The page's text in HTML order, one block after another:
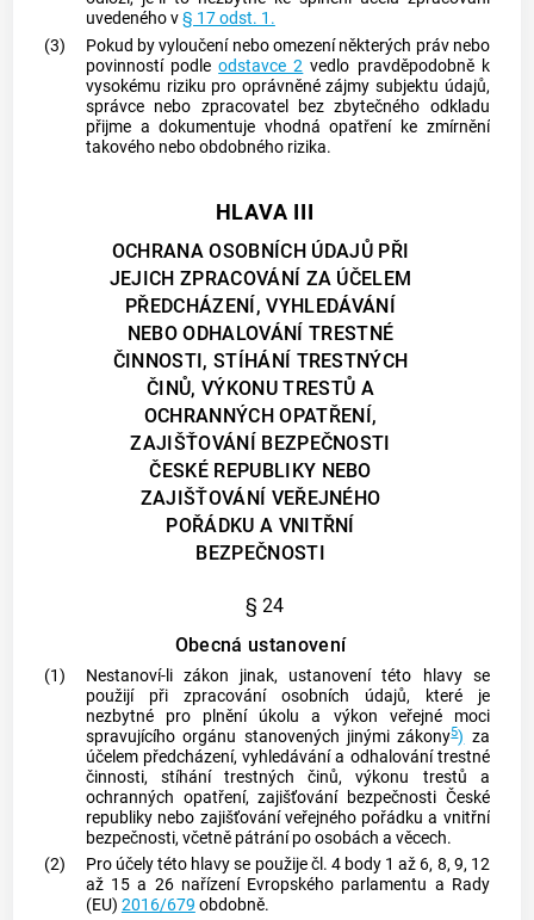
uvedeného v§ 17 odst. 1.
(3)
Pokud by vyloučení nebo omezení některých práv nebo
povinností podleodstavce 2 vedlo pravděpodobně k
vysokému riziku pro oprávněné zájmysubjektu údajů,
správce nebo zpracovatel bez zbytečného odkladu
přijme a dokumentuje vhodná opatření ke zmírnění
takového nebo obdobného rizika.
HLAVA III
OCHRANA OSOBNÍCH ÚDAJŮ PŘI
JEJICH ZPRACOVÁNÍ ZA ÚČELEM
PŘEDCHÁZENÍ, VYHLEDÁVÁNÍ
NEBO ODHALOVÁNÍ TRESTNÉ
ČINNOSTI, STÍHÁNÍ TRESTNÝCH
ČINŮ, VÝKONU TRESTŮ A
OCHRANNÝCH OPATŘENÍ,
ZAJIŠŤOVÁNÍ BEZPEČNOSTI
ČESKÉ REPUBLIKY NEBO
ZAJIŠŤOVÁNÍ VEŘEJNÉHO
POŘÁDKU A VNITŘNÍ
BEZPEČNOSTI
§ 24
Obecná ustanovení
(1)
Nestanoví-li zákon jinak, ustanovení této hlavy se
použijí při zpracování osobních údajů, které je
nezbytné pro plnění úkolu a výkon veřejné moci
spravujícího orgánu stanovených jinými zákony5) za
účelem předcházení, vyhledávání a odhalování trestné
činnosti, stíhánítrestných činů, výkonu trestů a
ochranných opatření, zajišťování bezpečnosti České
republiky nebo zajišťování veřejného pořádku a vnitřní
bezpečnosti, včetně pátrání po osobách a věcech.
(2)
Pro účely této hlavy se použije čl. 4 body 1 až 6, 8, 9, 12
až 15 a 26 nařízení Evropského parlamentu a Rady
(EU) 2016/679 obdobně.